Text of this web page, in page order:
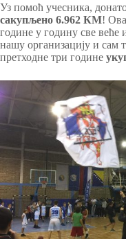
Уз помоћ учесника,
сакупљено 6.962 КМ!
године у годину све веће
нашу организацију и сам
претходне три године